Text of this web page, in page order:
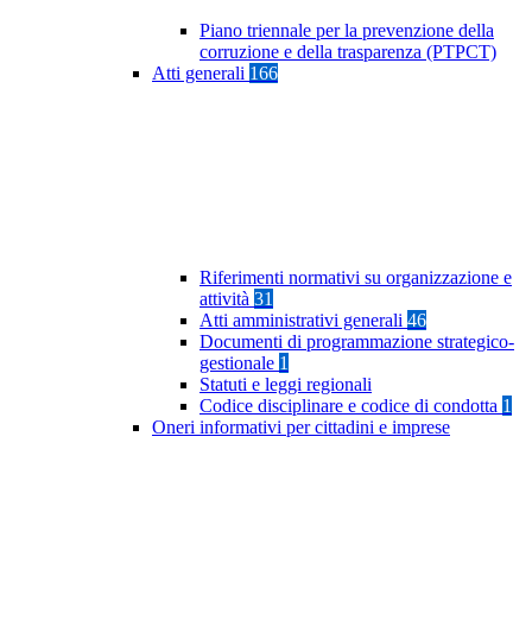
Piano triennale per la prevenzione della
corruzione e della trasparenza (PTPCT)
Atti generali 166
Riferimenti normativi su organizzazione e
attività 31
Atti amministrativi generali 46
Documenti di programmazione strategico-
gestionale 1
Statuti e leggi regionali
Codice disciplinare e codice di condotta 1
Oneri informativi per cittadini e imprese